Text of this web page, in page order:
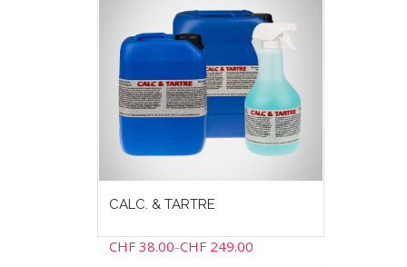
CALC. & TARTRE
CHF38.00–CHF249.00